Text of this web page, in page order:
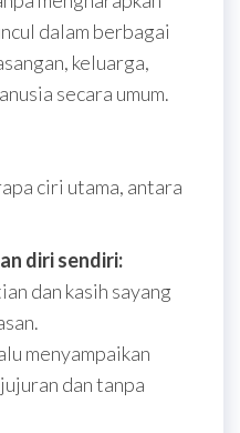
dalam berbagai
keluarga,
secara umum.
ciri utama, antara
diri sendiri:
dan kasih sayang
menyampaikan
dan tanpa